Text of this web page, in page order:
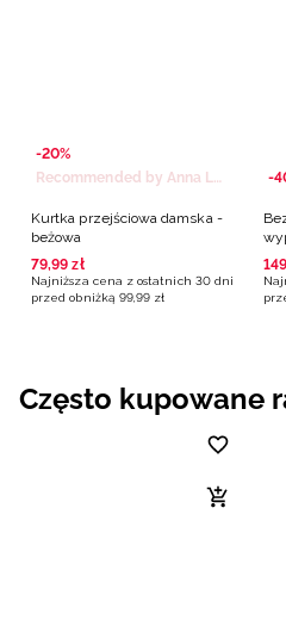
-20%
Recommended by Anna Lewandowska
Kurtka przejściowa damska -
beżowa
79,99 zł
Najniższa cena z ostatnich 30 dni
przed obniżką 99,99 zł
-
149
Często kupowane